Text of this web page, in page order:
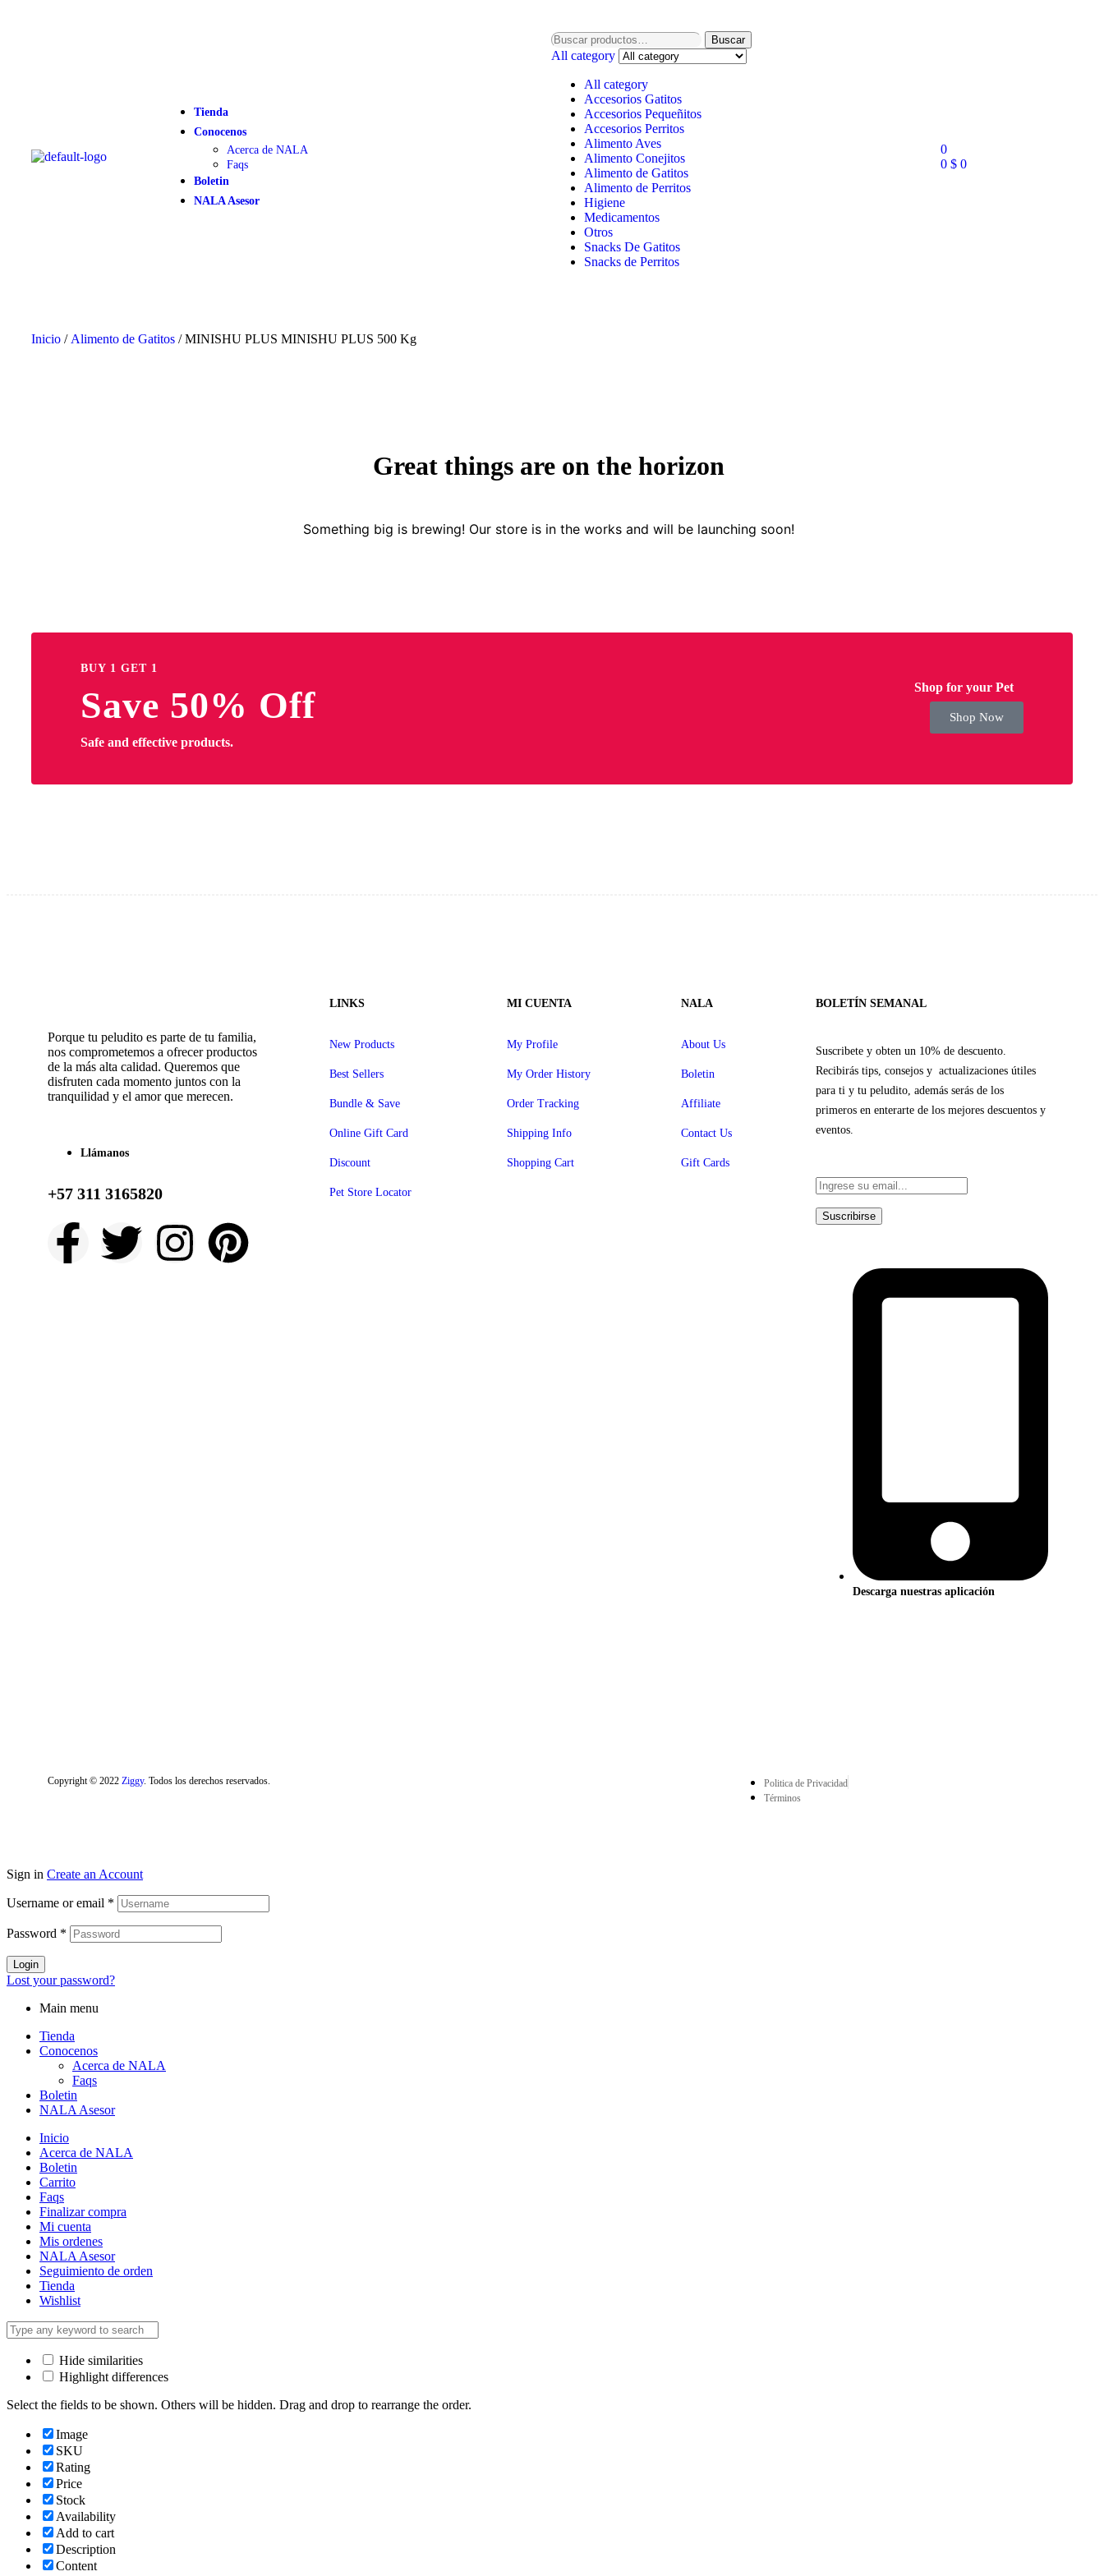
Tienda
Conocenos
Acerca de NALA
Faqs
Boletin
NALA Asesor
Buscar
All category
All category
Accesorios Gatitos
Accesorios Pequeñitos
Accesorios Perritos
Alimento Aves
Alimento Conejitos
Alimento de Gatitos
Alimento de Perritos
Higiene
Medicamentos
Otros
Snacks De Gatitos
Snacks de Perritos
0
0 $0
Inicio / Alimento de Gatitos / MINISHU PLUS MINISHU PLUS 500 Kg
Great things are on the horizon
Something big is brewing! Our store is in the works and will be launching soon!
BUY 1 GET 1
Save 50% Off
Safe and effective products.
Shop for your Pet
Shop Now
Porque tu peludito es parte de tu familia,
nos comprometemos a ofrecer productos
de la más alta calidad. Queremos que
disfruten cada momento juntos con la
tranquilidad y el amor que merecen.
Llámanos
+57 311 3165820
LINKS
New Products
Best Sellers
Bundle & Save
Online Gift Card
Discount
Pet Store Locator
MI CUENTA
My Profile
My Order History
Order Tracking
Shipping Info
Shopping Cart
NALA
About Us
Boletin
Affiliate
Contact Us
Gift Cards
BOLETÍN SEMANAL
Suscribete y obten un 10% de descuento.
Recibirás tips, consejos y actualizaciones útiles
para ti y tu peludito, además serás de los
primeros en enterarte de los mejores descuentos y
eventos.
Suscribirse
Descarga nuestras aplicación
Copyright © 2022 Ziggy. Todos los derechos reservados.
Politica de Privacidad
Términos
Sign in Create an Account
Username or email *
Password *
Login
Lost your password?
Main menu
Tienda
Conocenos
Acerca de NALA
Faqs
Boletin
NALA Asesor
Inicio
Acerca de NALA
Boletin
Carrito
Faqs
Finalizar compra
Mi cuenta
Mis ordenes
NALA Asesor
Seguimiento de orden
Tienda
Wishlist
Hide similarities
Highlight differences
Select the fields to be shown. Others will be hidden. Drag and drop to rearrange the order.
Image
SKU
Rating
Price
Stock
Availability
Add to cart
Description
Content